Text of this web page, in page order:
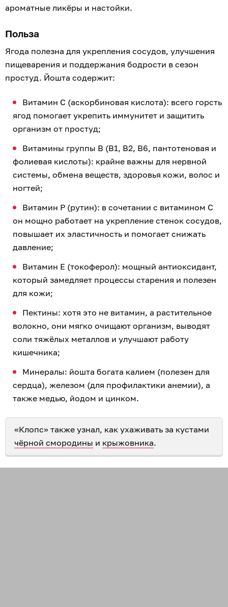
ароматные ликёры и настойки.
Польза
Ягода полезна для укрепления сосудов, улучшения
пищеварения и поддержания бодрости в сезон
простуд. Йошта содержит:
Витамин C (аскорбиновая кислота): всего горсть
ягод помогает укрепить иммунитет и защитить
организм от простуд;
Витамины группы B (B1, B2, B6, пантотеновая и
фолиевая кислоты): крайне важны для нервной
системы, обмена веществ, здоровья кожи, волос и
ногтей;
Витамин P (рутин): в сочетании с витамином C
он мощно работает на укрепление стенок сосудов,
повышает их эластичность и помогает снижать
давление;
Витамин E (токоферол): мощный антиоксидант,
который замедляет процессы старения и полезен
для кожи;
Пектины: хотя это не витамин, а растительное
волокно, они мягко очищают организм, выводят
соли тяжёлых металлов и улучшают работу
кишечника;
Минералы: йошта богата калием (полезен для
сердца), железом (для профилактики анемии), а
также медью, йодом и цинком.
«Клопс» также узнал, как ухаживать за кустами
чёрной смородины и крыжовника.